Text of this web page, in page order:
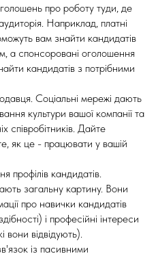
про роботу туди, де
Наприклад, платні
вам знайти кандидатів
а спонсоровані оголошення
кандидатів з потрібними
Соціальні мережі дають
культури вашої компанії та
співробітників. Дайте
як це - працювати у вашій
профілів кандидатів.
загальну картину. Вони
про навички кандидатів
і професійні інтереси
вони відвідують).
із пасивними